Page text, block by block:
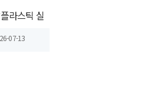
라스틱 실
07-13